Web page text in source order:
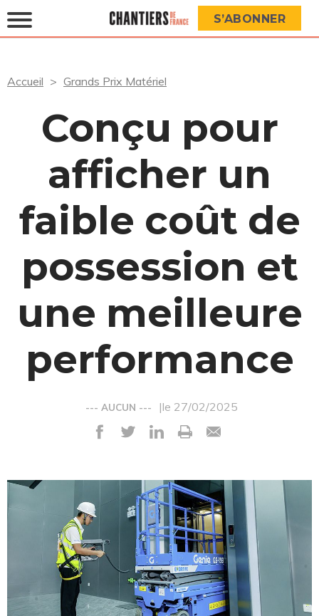
S’ABONNER
Accueil Grands Prix Matériel
Conçu pour
afficher un
faible coût de
possession et
une meilleure
performance
--- AUCUN --- |le 27/02/2025